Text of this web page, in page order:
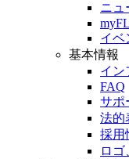
ニュ
イベ
基本情報
イン
FAQ
サポ
法的
採用
ロ